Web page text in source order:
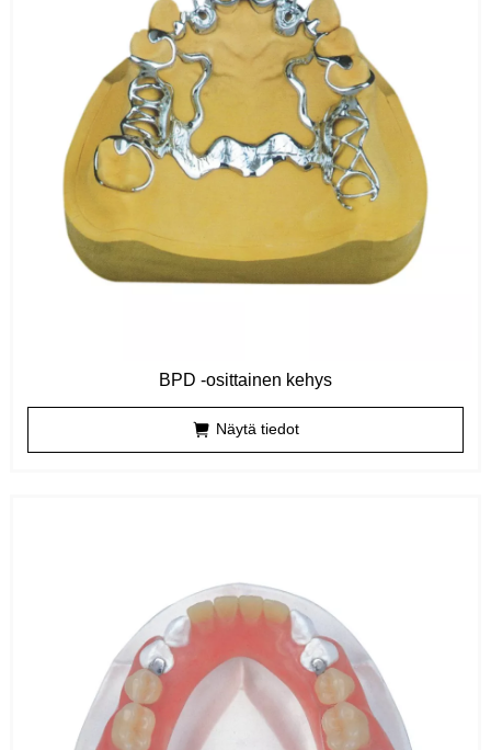
BPD -osittainen kehys
Näytä tiedot